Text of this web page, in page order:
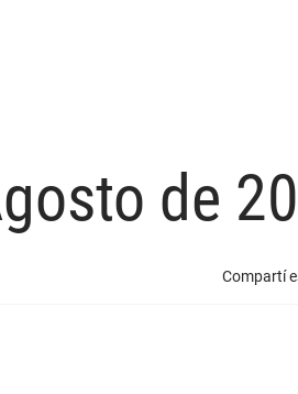
de
Compartí